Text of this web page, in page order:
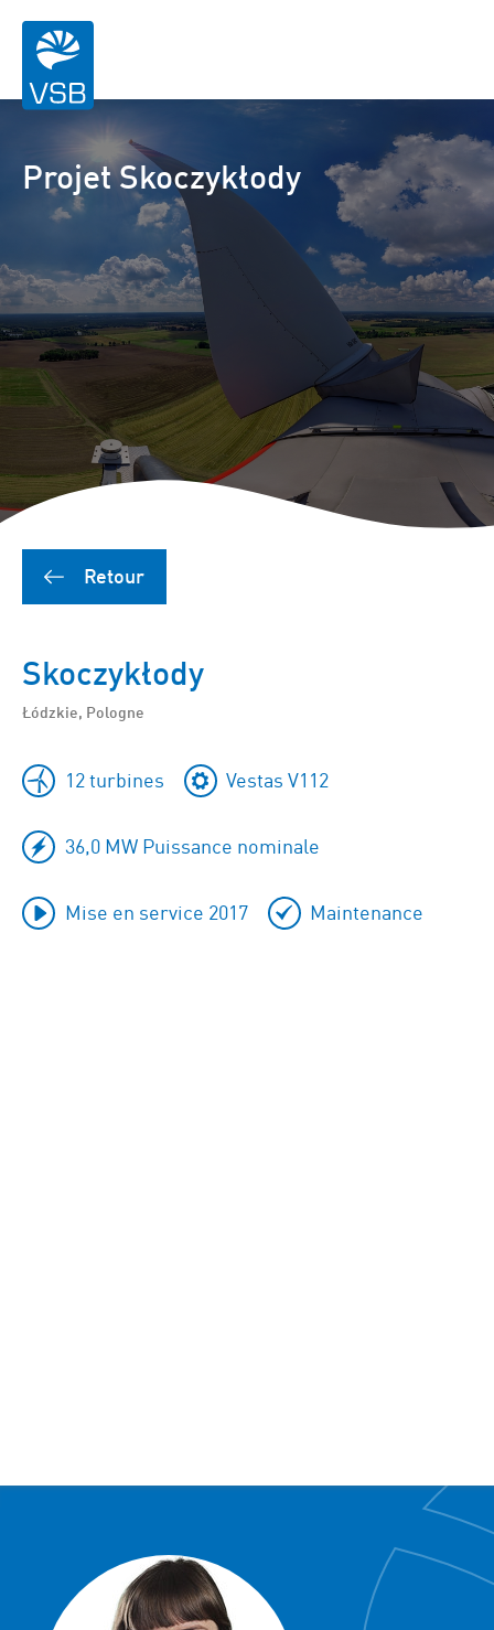
Projet Skoczykłody
Retour
Skoczykłody
Łódzkie, Pologne
12 turbines Vestas V112
36,0 MW Puissance nominale
Mise en service 2017 Maintenance